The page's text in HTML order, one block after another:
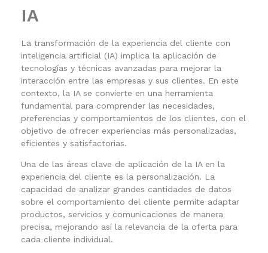
IA
La transformación de la experiencia del cliente con
inteligencia artificial (IA) implica la aplicación de
tecnologías y técnicas avanzadas para mejorar la
interacción entre las empresas y sus clientes. En este
contexto, la IA se convierte en una herramienta
fundamental para comprender las necesidades,
preferencias y comportamientos de los clientes, con el
objetivo de ofrecer experiencias más personalizadas,
eficientes y satisfactorias.
Una de las áreas clave de aplicación de la IA en la
experiencia del cliente es la personalización. La
capacidad de analizar grandes cantidades de datos
sobre el comportamiento del cliente permite adaptar
productos, servicios y comunicaciones de manera
precisa, mejorando así la relevancia de la oferta para
cada cliente individual.